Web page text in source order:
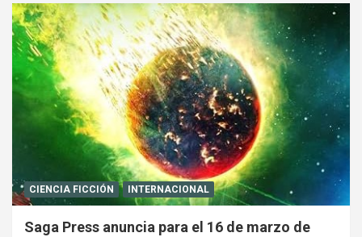
CIENCIA FICCIÓN INTERNACIONAL
Saga Press anuncia para el 16 de marzo de